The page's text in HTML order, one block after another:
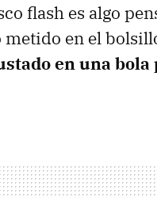
flash es algo
en el
en una bola